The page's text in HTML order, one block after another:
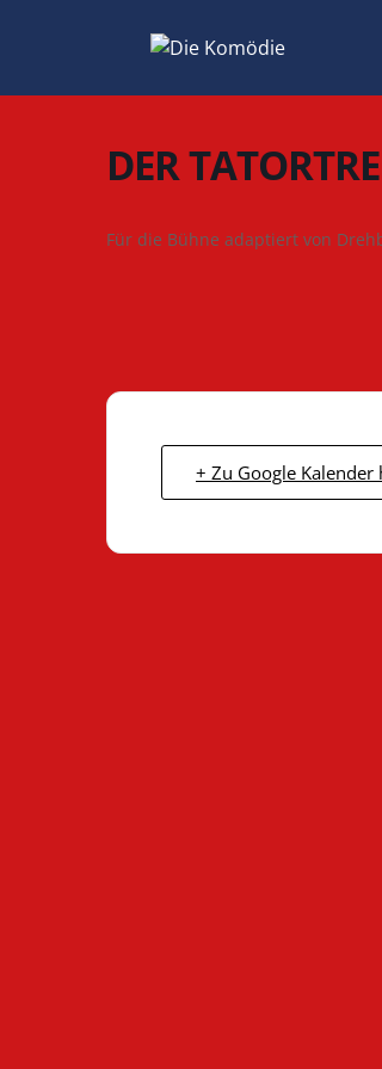
DER
Für die Bühne adaptiert von
+ Zu Google Kalender